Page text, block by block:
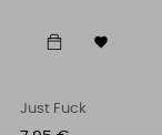

Just Fuck